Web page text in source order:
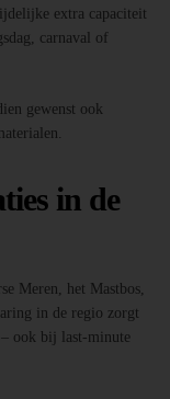
extra capaciteit
carnaval of
gewenst ook
in de
Meren, het Mastbos,
in de regio zorgt
ook bij last-minute